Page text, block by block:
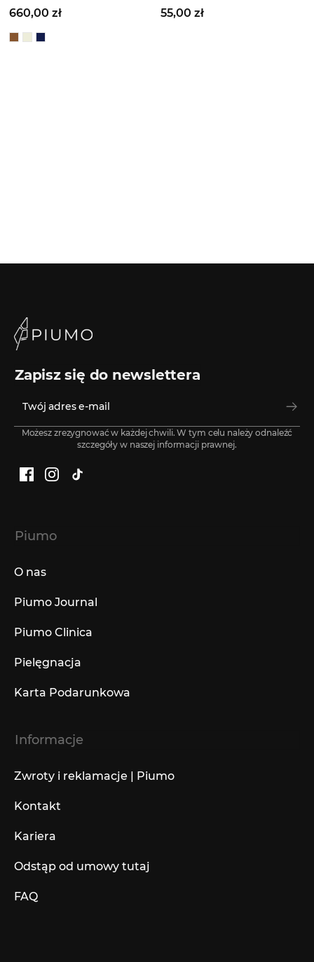
660,00 zł 55,00 zł
Zapisz się do newslettera
Możesz zrezygnować w każdej chwili. W tym celu należy odnaleźć
szczegóły w naszej informacji prawnej.
Facebook
Instagram
TikTok
Piumo
O nas
Piumo Journal
Piumo Clinica
Pielęgnacja
Karta Podarunkowa
Informacje
Zwroty i reklamacje | Piumo
Kontakt
Kariera
Odstąp od umowy tutaj
FAQ